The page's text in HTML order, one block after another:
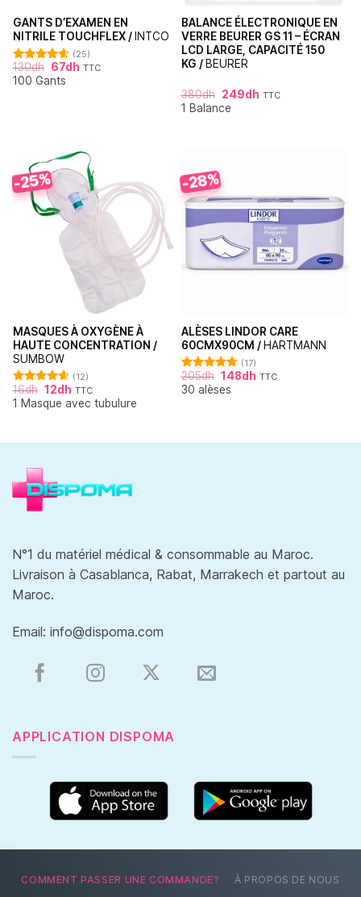
GANTS D’EXAMEN EN
NITRILE TOUCHFLEX / INTCO
Note4.60
sur 5
(25)
130dh 67dh TTC
100 Gants
BALANCE ÉLECTRONIQUE EN
VERRE BEURER GS 11 – ÉCRAN
LCD LARGE, CAPACITÉ 150
KG / BEURER
380dh 249dh TTC
1 Balance
-25%
MASQUES À OXYGÈNE À
HAUTE CONCENTRATION /
SUMBOW
Note
4.64
sur 5
(12)
16dh 12dh TTC
1 Masque avec tubulure
-28%
ALÈSES LINDOR CARE
60CMX90CM / HARTMANN
Note4.76
sur 5
(17)
205dh 148dh TTC
30 alèses
N°1 du matériel médical & consommable au Maroc.
Livraison à Casablanca, Rabat, Marrakech et partout au
Maroc.
Email: info@dispoma.com
APPLICATION DISPOMA
COMMENT PASSER UNE COMMANDE? À PROPOS DE NOUS